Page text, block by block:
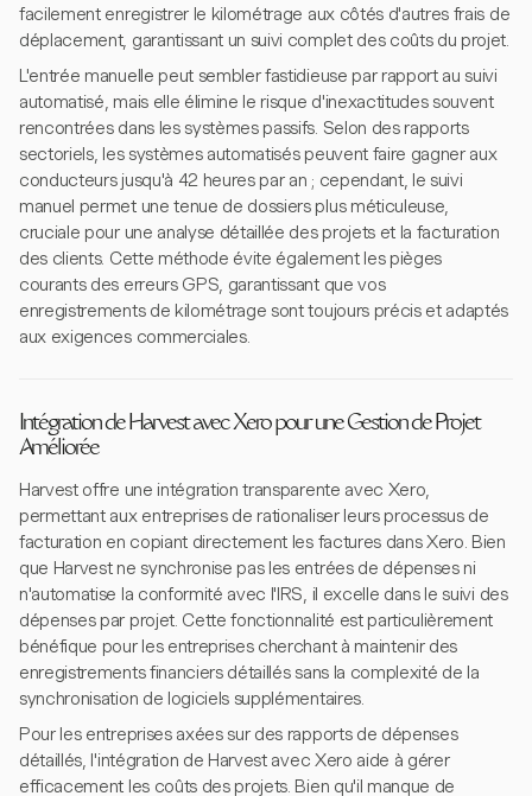
facilement enregistrer le kilométrage aux côtés d'autres frais de
déplacement, garantissant un suivi complet des coûts du projet.
L'entrée manuelle peut sembler fastidieuse par rapport au suivi
automatisé, mais elle élimine le risque d'inexactitudes souvent
rencontrées dans les systèmes passifs. Selon des rapports
sectoriels, les systèmes automatisés peuvent faire gagner aux
conducteurs jusqu'à 42 heures par an ; cependant, le suivi
manuel permet une tenue de dossiers plus méticuleuse,
cruciale pour une analyse détaillée des projets et la facturation
des clients. Cette méthode évite également les pièges
courants des erreurs GPS, garantissant que vos
enregistrements de kilométrage sont toujours précis et adaptés
aux exigences commerciales.
Intégration de Harvest avec Xero pour une Gestion de Projet
Améliorée
Harvest offre une intégration transparente avec Xero,
permettant aux entreprises de rationaliser leurs processus de
facturation en copiant directement les factures dans Xero. Bien
que Harvest ne synchronise pas les entrées de dépenses ni
n'automatise la conformité avec l'IRS, il excelle dans le suivi des
dépenses par projet. Cette fonctionnalité est particulièrement
bénéfique pour les entreprises cherchant à maintenir des
enregistrements financiers détaillés sans la complexité de la
synchronisation de logiciels supplémentaires.
Pour les entreprises axées sur des rapports de dépenses
détaillés, l'intégration de Harvest avec Xero aide à gérer
efficacement les coûts des projets. Bien qu'il manque de